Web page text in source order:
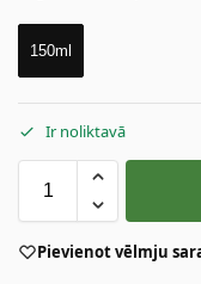
150ml
Ir noliktavā
Pievienot vēlmju